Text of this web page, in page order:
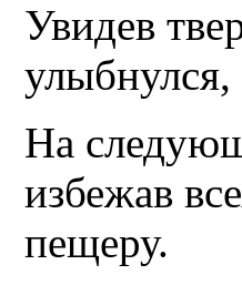
Увидев
улыбнулся,
На
избежав
пещеру.